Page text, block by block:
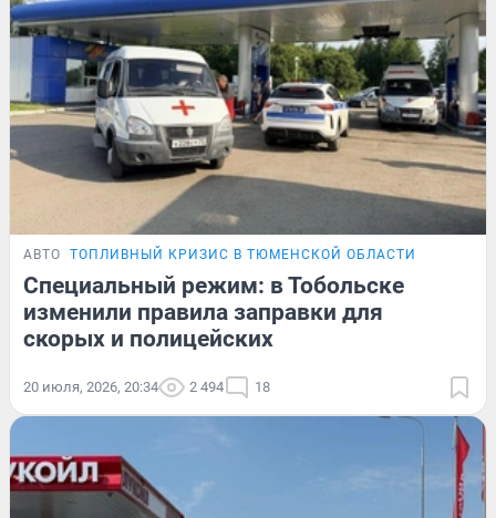
АВТО ТОПЛИВНЫЙ КРИЗИС В ТЮМЕНСКОЙ ОБЛАСТИ
Специальный режим: в Тобольске
изменили правила заправки для
скорых и полицейских
20 июля, 2026, 20:34 2 494 18